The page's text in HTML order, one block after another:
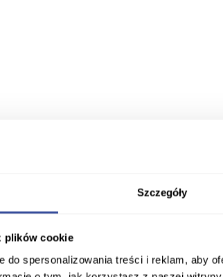
Szczegóły
plików cookie
do spersonalizowania treści i reklam, aby